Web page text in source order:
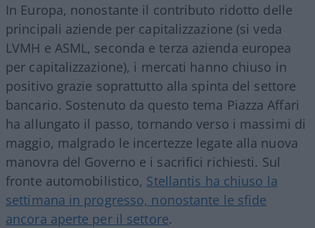
In Europa, nonostante il contributo ridotto delle
principali aziende per capitalizzazione (si veda
LVMH e ASML, seconda e terza azienda europea
per capitalizzazione), i mercati hanno chiuso in
positivo grazie soprattutto alla spinta del settore
bancario. Sostenuto da questo tema Piazza Affari
ha allungato il passo, tornando verso i massimi di
maggio, malgrado le incertezze legate alla nuova
manovra del Governo e i sacrifici richiesti. Sul
fronte automobilistico, Stellantis ha chiuso la
settimana in progresso, nonostante le sfide
ancora aperte per il settore.